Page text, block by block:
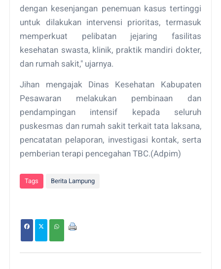
dengan kesenjangan penemuan kasus tertinggi
untuk dilakukan intervensi prioritas, termasuk
memperkuat pelibatan jejaring fasilitas
kesehatan swasta, klinik, praktik mandiri dokter,
dan rumah sakit," ujarnya.
Jihan mengajak Dinas Kesehatan Kabupaten
Pesawaran melakukan pembinaan dan
pendampingan intensif kepada seluruh
puskesmas dan rumah sakit terkait tata laksana,
pencatatan pelaporan, investigasi kontak, serta
pemberian terapi pencegahan TBC.(Adpim)
Tags Berita Lampung